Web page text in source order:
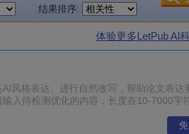
结果排序:
体验更多LetPub AI